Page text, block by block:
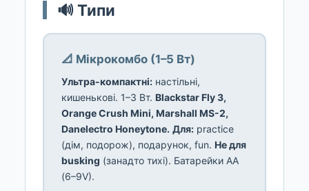
🔊 Типи
📐 Мікрокомбо (1–5 Вт)
Ультра-компактні: настільні,
кишенькові. 1–3 Вт. Blackstar Fly 3,
Orange Crush Mini, Marshall MS-2,
Danelectro Honeytone. Для: practice
(дім, подорож), подарунок, fun. Не для
busking (занадто тихі). Батарейки AA
(6–9V).